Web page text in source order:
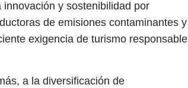
y sostenibilidad por
de emisiones contaminantes y
exigencia de turismo responsable
a la diversificación de